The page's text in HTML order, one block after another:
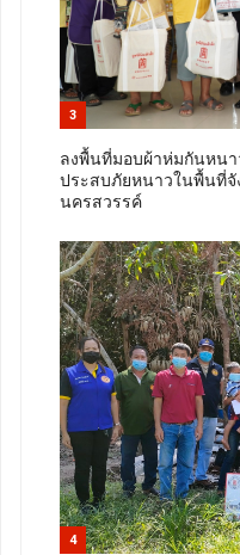
3
ลงพื้นที่มอบผ้าห่มกันหน
ประสบภัยหนาวในพื้นที่
นครสวรรค์
4